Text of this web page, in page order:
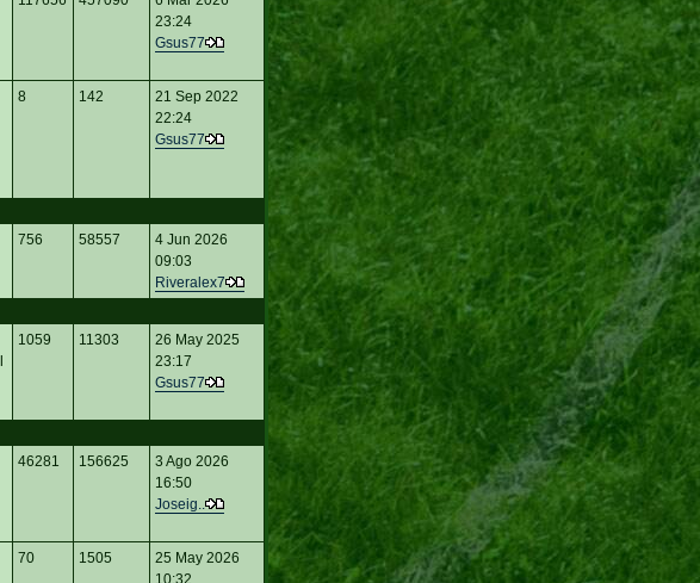
23:24
Gsus77
8 142
21 Sep 2022
22:24
Gsus77
756 58557
4 Jun 2026
09:03
Riveralex7
1059 11303
26 May 2025
23:17
Gsus77
46281 156625
3 Ago 2026
16:50
Joseig..
70 1505
25 May 2026
10:32